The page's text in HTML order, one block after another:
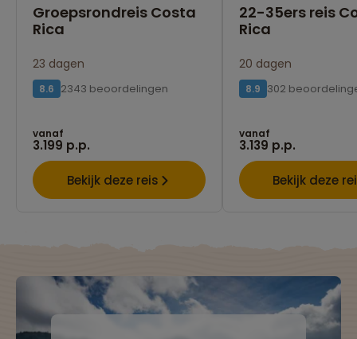
Groepsrondreis Costa
Rica
23 dagen
8.6 2343 beoordelingen
vanaf
3.199 p.p.
Bekijk deze reis
22-35ers reis
Rica
20 dagen
8.9 302
vanaf
3.139 p.p.
Bekijk deze